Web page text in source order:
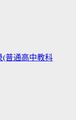
(普通高中教科